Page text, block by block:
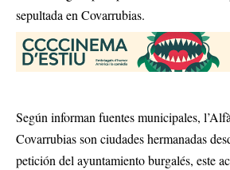
sepultada en Covarrubias.
Según informan fuentes municipales,
Covarrubias son ciudades hermanadas
petición del ayuntamiento burgalés, este